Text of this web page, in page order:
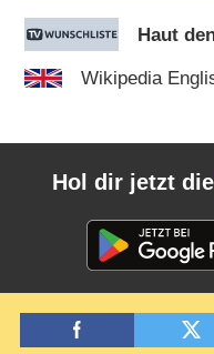
Haut
Wikipedia
Hol dir jetzt die